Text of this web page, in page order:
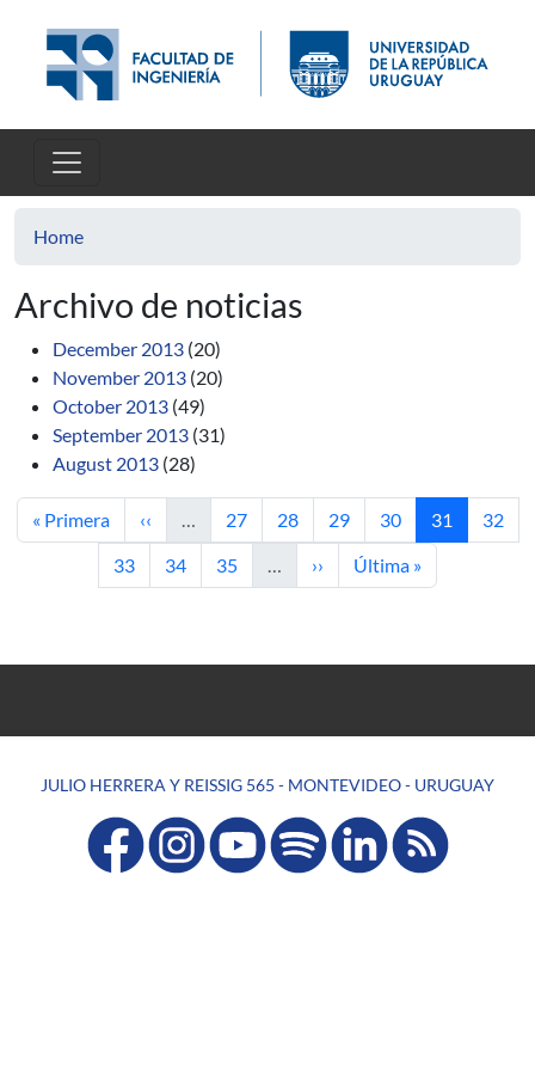
Home
Archivo de noticias
December 2013 (20)
November 2013 (20)
October 2013 (49)
September 2013 (31)
August 2013 (28)
First page
« Primera Previous page
‹‹ … Page
27 Page
28 Page
29 Page
30 Current
31 Page
32
Page
33 Page
34 Page
35 … Next page
›› Last page
Última »
JULIO HERRERA Y REISSIG 565 - MONTEVIDEO - URUGUAY